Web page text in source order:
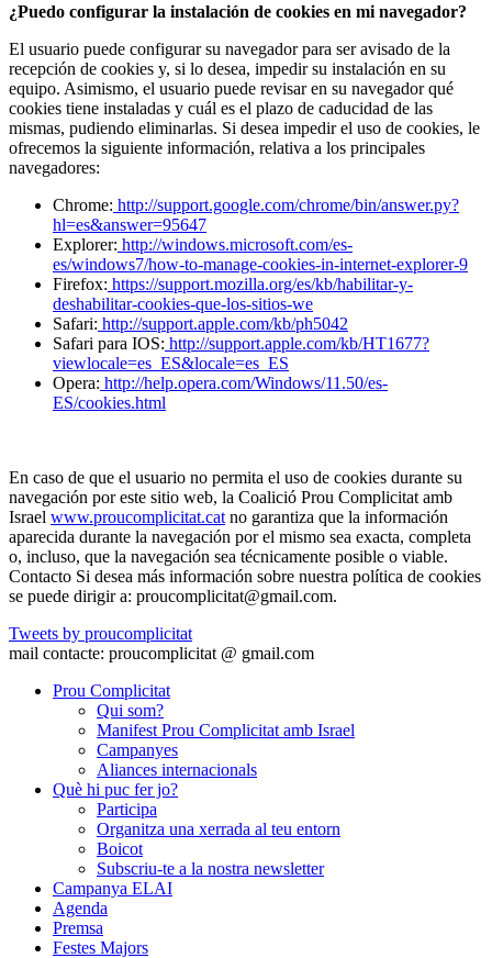
¿Puedo configurar la instalación de cookies en mi navegador?
El usuario puede configurar su navegador para ser avisado de la
recepción de cookies y, si lo desea, impedir su instalación en su
equipo. Asimismo, el usuario puede revisar en su navegador qué
cookies tiene instaladas y cuál es el plazo de caducidad de las
mismas, pudiendo eliminarlas. Si desea impedir el uso de cookies, le
ofrecemos la siguiente información, relativa a los principales
navegadores:
Chrome: http://support.google.com/chrome/bin/answer.py?
hl=es&answer=95647
Explorer: http://windows.microsoft.com/es-
es/windows7/how-to-manage-cookies-in-internet-explorer-9
Firefox: https://support.mozilla.org/es/kb/habilitar-y-
deshabilitar-cookies-que-los-sitios-we
Safari: http://support.apple.com/kb/ph5042
Safari para IOS: http://support.apple.com/kb/HT1677?
viewlocale=es_ES&locale=es_ES
Opera: http://help.opera.com/Windows/11.50/es-
ES/cookies.html
En caso de que el usuario no permita el uso de cookies durante su
navegación por este sitio web, la Coalició Prou Complicitat amb
Israel www.proucomplicitat.cat no garantiza que la información
aparecida durante la navegación por el mismo sea exacta, completa
o, incluso, que la navegación sea técnicamente posible o viable.
Contacto Si desea más información sobre nuestra política de cookies
se puede dirigir a: proucomplicitat@gmail.com.
Tweets by proucomplicitat
mail contacte: proucomplicitat @ gmail.com
Prou Complicitat
Qui som?
Manifest Prou Complicitat amb Israel
Campanyes
Aliances internacionals
Què hi puc fer jo?
Participa
Organitza una xerrada al teu entorn
Boicot
Subscriu-te a la nostra newsletter
Campanya ELAI
Agenda
Premsa
Festes Majors